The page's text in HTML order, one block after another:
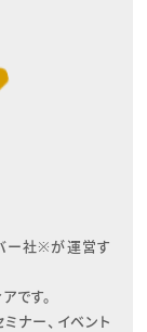
ー社※が運営す
です。
ナー、イベント